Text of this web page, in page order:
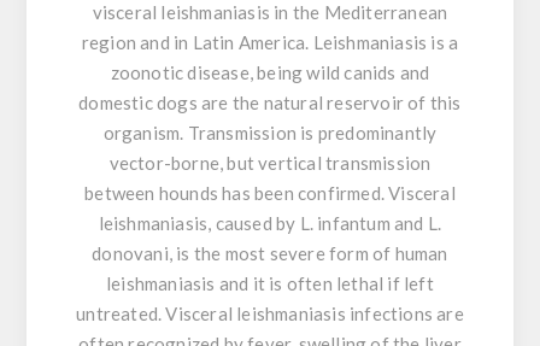
visceral leishmaniasis in the Mediterranean
region and in Latin America. Leishmaniasis is a
zoonotic disease, being wild canids and
domestic dogs are the natural reservoir of this
organism. Transmission is predominantly
vector-borne, but vertical transmission
between hounds has been confirmed. Visceral
leishmaniasis, caused by L. infantum and L.
donovani, is the most severe form of human
leishmaniasis and it is often lethal if left
untreated. Visceral leishmaniasis infections are